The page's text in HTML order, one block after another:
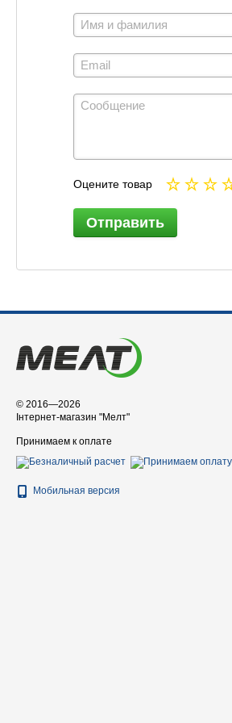
Оцените товар
Отправить
© 2016—2026
Інтернет-магазин "Мелт"
Принимаем к оплате
Мобильная версия